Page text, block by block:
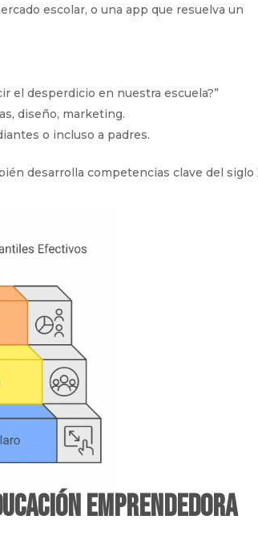
escolar, o una app que resuelva un
el desperdicio en nuestra escuela?”
diseño, marketing.
o incluso a padres.
desarrolla competencias clave del siglo
Emprendedora